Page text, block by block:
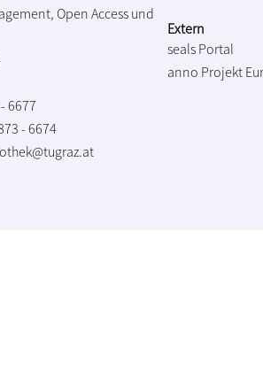
Open Access und
6677
- 6674
Extern
seals Portal
anno Projekt